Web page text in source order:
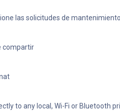
las solicitudes de mantenimiento
compartir
to any local, Wi-Fi or Bluetooth